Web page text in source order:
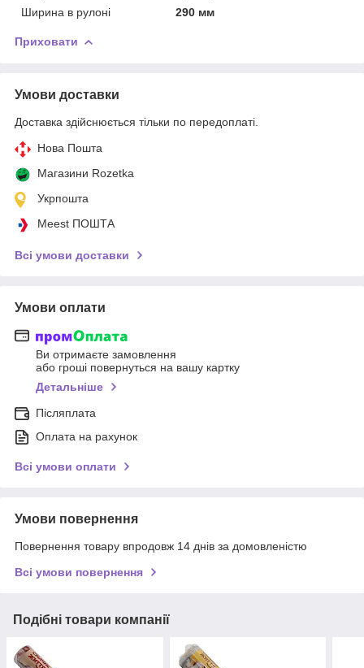
Ширина в рулоні
290 мм
Приховати
Умови доставки
Доставка здійснюється тільки по передоплаті.
Нова Пошта
Магазини Rozetka
Укрпошта
Meest ПОШТА
Всі умови доставки
Умови оплати
Ви отримаєте замовлення
або гроші повернуться на вашу картку
Детальніше
Післяплата
Оплата на рахунок
Всі умови оплати
Умови повернення
Повернення товару впродовж 14 днів за домовленістю
Всі умови повернення
Подібні товари компанії